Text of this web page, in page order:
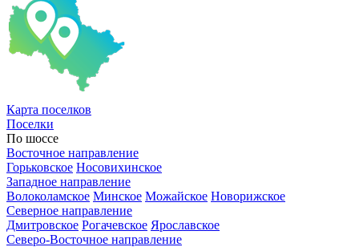
Карта поселков
Поселки
По шоссе
Восточное направление
Горьковское Носовихинское
Западное направление
Волоколамское Минское Можайское Новорижское
Северное направление
Дмитровское Рогачевское Ярославское
Северо-Восточное направление